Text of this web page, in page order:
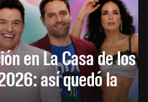
en La Casa de los
así quedó la